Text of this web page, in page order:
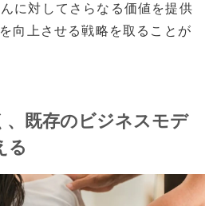
に対してさらなる価値を提供
向上させる戦略を取ることが
、既存のビジネスモデ
る